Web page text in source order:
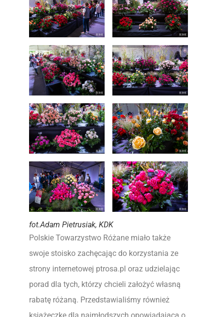
fot.Adam Pietrusiak, KDK
Polskie Towarzystwo Różane miało także
swoje stoisko zachęcając do korzystania ze
strony internetowej ptrosa.pl oraz udzielając
porad dla tych, którzy chcieli założyć własną
rabatę różaną. Przedstawialiśmy również